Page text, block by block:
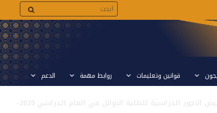
قوانين وتعليمات روابط مهمة الدعم